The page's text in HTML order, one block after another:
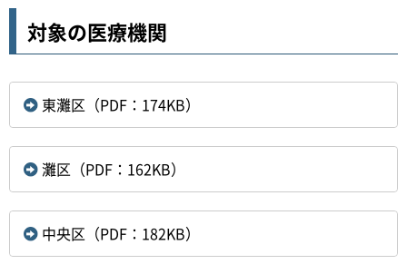
対象の医療機関
東灘区（PDF：174KB）
灘区（PDF：162KB）
中央区（PDF：182KB）